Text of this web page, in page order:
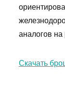
аналогов
Скачать